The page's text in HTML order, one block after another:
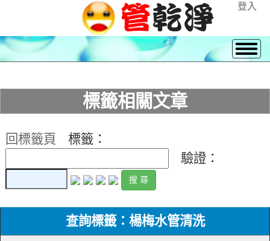
登入
標籤相關文章
回標籤頁
標籤：
驗證：
查詢標籤：楊梅水管清洗